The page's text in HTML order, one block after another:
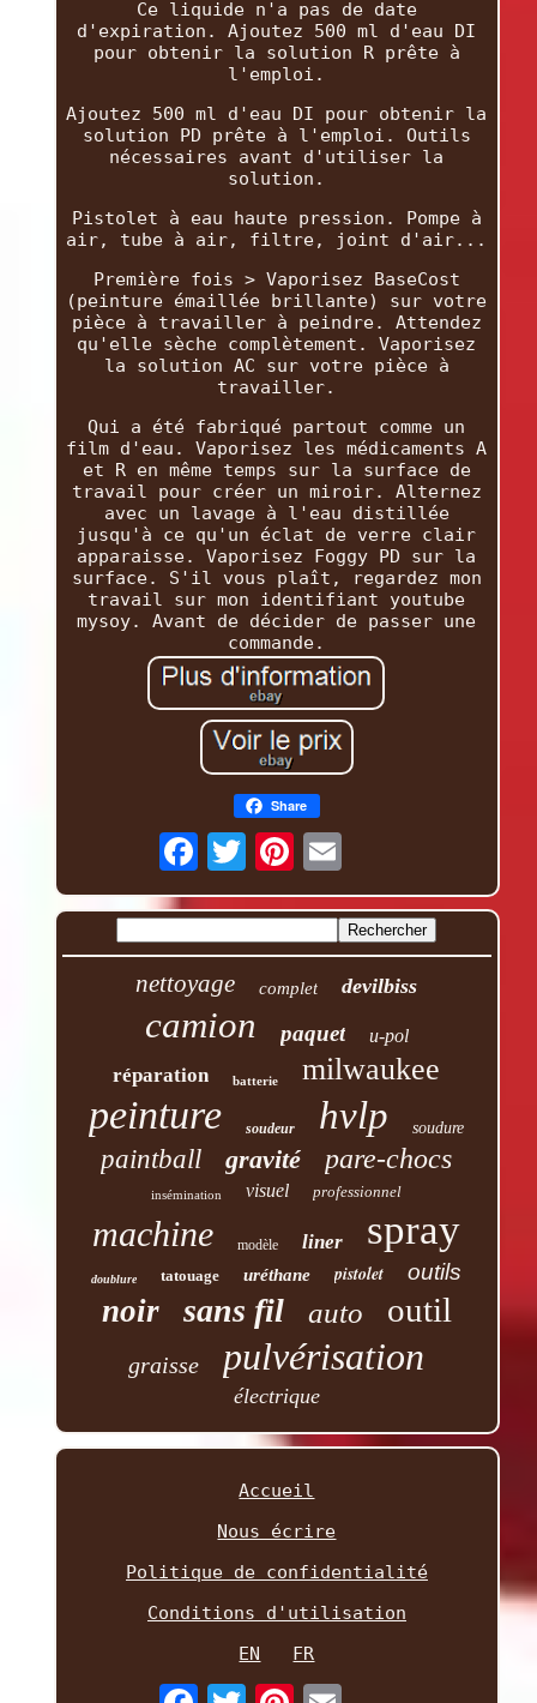
Ce liquide n'a pas de date
d'expiration. Ajoutez 500 ml d'eau DI
pour obtenir la solution R prête à
l'emploi.
Ajoutez 500 ml d'eau DI pour obtenir la
solution PD prête à l'emploi. Outils
nécessaires avant d'utiliser la
solution.
Pistolet à eau haute pression. Pompe à
air, tube à air, filtre, joint d'air...
Première fois > Vaporisez BaseCost
(peinture émaillée brillante) sur votre
pièce à travailler à peindre. Attendez
qu'elle sèche complètement. Vaporisez
la solution AC sur votre pièce à
travailler.
Qui a été fabriqué partout comme un
film d'eau. Vaporisez les médicaments A
et R en même temps sur la surface de
travail pour créer un miroir. Alternez
avec un lavage à l'eau distillée
jusqu'à ce qu'un éclat de verre clair
apparaisse. Vaporisez Foggy PD sur la
surface. S'il vous plaît, regardez mon
travail sur mon identifiant youtube
mysoy. Avant de décider de passer une
commande.
Share
nettoyage complet devilbiss
camion paquet u-pol
réparation batterie milwaukee
peinture soudeur hvlp soudure
paintball gravité pare-chocs
insémination visuel professionnel
machine modèle liner spray
doublure tatouage uréthane pistolet outils
noir sans fil auto outil
graisse pulvérisation
électrique
Accueil
Nous écrire
Politique de confidentialité
Conditions d'utilisation
EN
FR